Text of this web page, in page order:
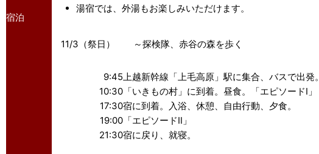
宿泊
湯宿では、外湯もお楽しみいただけます。
11/3（祭日） ～探検隊、赤谷の森を歩く
9:45 上越新幹線「上毛高原」駅に集合、バスで出発
10:30「いきもの村」に到着。昼食。「エピソードⅠ」
17:30宿に到着。入浴、休憩、自由行動、夕食。
19:00「エピソードⅡ」
21:30宿に戻り、就寝。